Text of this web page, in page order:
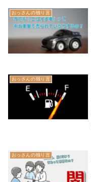
おっさんの独り言
おっさんの独り言
おっさんの独り言